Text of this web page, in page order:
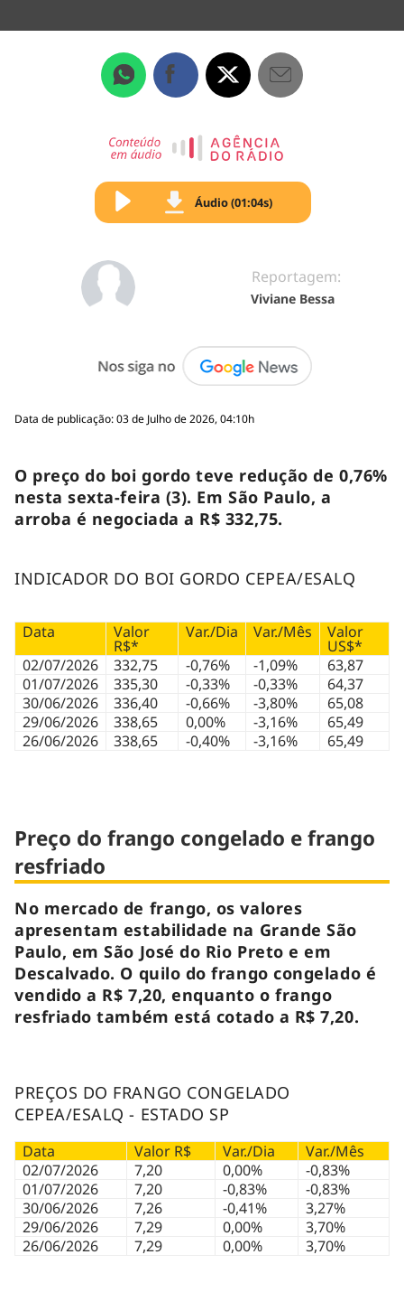
Áudio (01:04s)
Reportagem:
Viviane Bessa
Data de publicação: 03 de Julho de 2026, 04:10h
O preço do boi gordo teve redução de 0,76%
nesta sexta-feira (3). Em São Paulo, a
arroba é negociada a R$ 332,75.
INDICADOR DO BOI GORDO CEPEA/ESALQ
Data Valor
R$*
Var./Dia Var./Mês Valor
US$*
02/07/2026
332,75 -0,76% -1,09%
63,87
01/07/2026
335,30 -0,33% -0,33%
64,37
30/06/2026
336,40 -0,66% -3,80%
65,08
29/06/2026
338,65 0,00% -3,16%
65,49
26/06/2026
338,65 -0,40% -3,16% 65,49
Preço do frango congelado e frango
resfriado
No mercado de frango, os valores
apresentam estabilidade na Grande São
Paulo, em São José do Rio Preto e em
Descalvado. O quilo do frango congelado é
vendido a R$ 7,20, enquanto o frango
resfriado também está cotado a R$ 7,20.
PREÇOS DO FRANGO CONGELADO
CEPEA/ESALQ - ESTADO SP
Data Valor R$ Var./Dia
Var./Mês
02/07/2026
7,20 0,00%
-0,83%
01/07/2026
7,20 -0,83%
-0,83%
30/06/2026
7,26 -0,41%
3,27%
29/06/2026
7,29 0,00%
3,70%
26/06/2026
7,29 0,00% 3,70%